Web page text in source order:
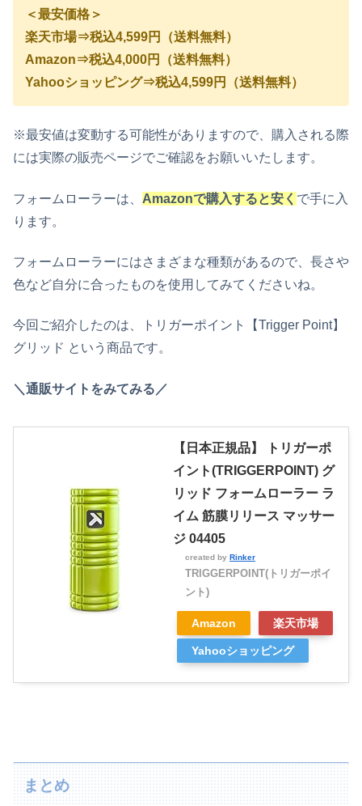
＜最安価格＞
楽天市場⇒税込4,599円（送料無料）
Amazon⇒税込4,000円（送料無料）
Yahooショッピング⇒税込4,599円（送料無料）
※最安値は変動する可能性がありますので、購入される際
には実際の販売ページでご確認をお願いいたします。
フォームローラーは、 Amazonで購入すると安く で手に入
ります。
フォームローラーにはさまざまな種類があるので、長さや
色など自分に合ったものを使用してみてくださいね。
今回ご紹介したのは、トリガーポイント【Trigger Point】
グリッド という商品です。
＼通販サイトをみてみる／
【日本正規品】 トリガーポ
イント(TRIGGERPOINT) グ
リッド フォームローラー ラ
イム 筋膜リリース マッサー
ジ 04405
created by Rinker
TRIGGERPOINT(トリガーポイ
ント)
Amazon 楽天市場
Yahooショッピング
まとめ